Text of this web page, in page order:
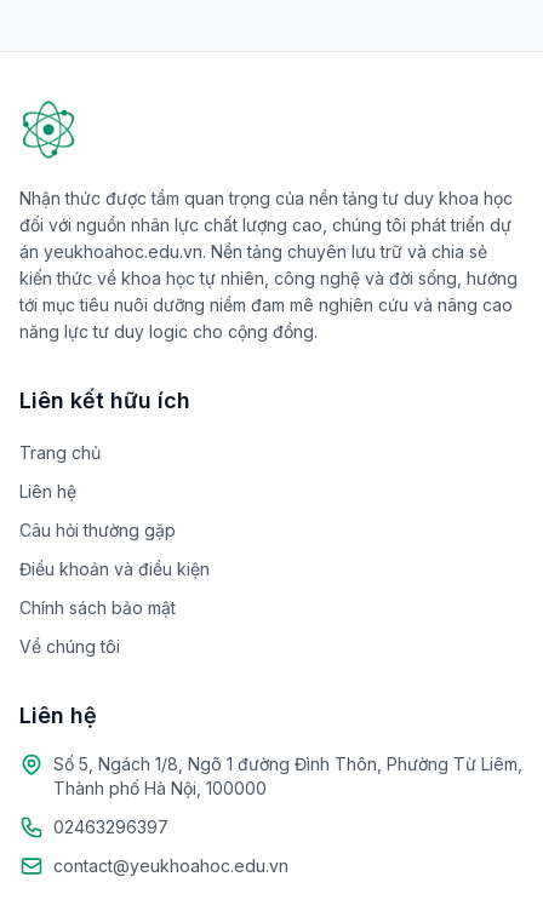
Nhận thức được tầm quan trọng của nền tảng tư duy khoa học
đối với nguồn nhân lực chất lượng cao, chúng tôi phát triển dự
án yeukhoahoc.edu.vn. Nền tảng chuyên lưu trữ và chia sẻ
kiến thức về khoa học tự nhiên, công nghệ và đời sống, hướng
tới mục tiêu nuôi dưỡng niềm đam mê nghiên cứu và nâng cao
năng lực tư duy logic cho cộng đồng.
Liên kết hữu ích
Trang chủ
Liên hệ
Câu hỏi thường gặp
Điều khoản và điều kiện
Chính sách bảo mật
Về chúng tôi
Liên hệ
Số 5, Ngách 1/8, Ngõ 1 đường Đình Thôn, Phường Từ Liêm,
Thành phố Hà Nội, 100000
02463296397
contact@yeukhoahoc.edu.vn